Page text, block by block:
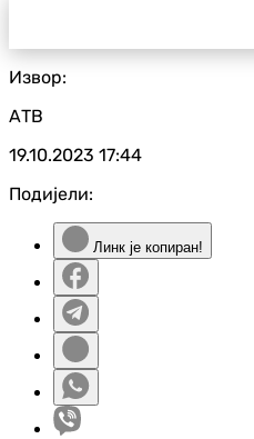
Извор:
АТВ
19.10.2023 17:44
Подијели:
Линк је копиран!